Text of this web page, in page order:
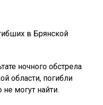
в Брянской
ночного обстрела
области, погибли
могут найти.